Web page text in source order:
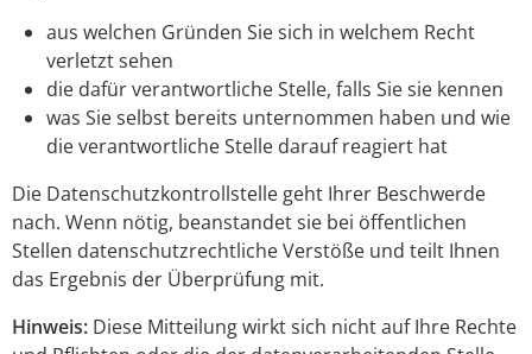
aus welchen Gründen Sie sich in welchem Recht
verletzt sehen
die dafür verantwortliche Stelle, falls Sie sie kennen
was Sie selbst bereits unternommen haben und wie
die verantwortliche Stelle darauf reagiert hat
Die Datenschutzkontrollstelle geht Ihrer Beschwerde
nach. Wenn nötig, beanstandet sie bei öffentlichen
Stellen datenschutzrechtliche Verstöße und teilt Ihnen
das Ergebnis der Überprüfung mit.
Hinweis: Diese Mitteilung wirkt sich nicht auf Ihre Rechte